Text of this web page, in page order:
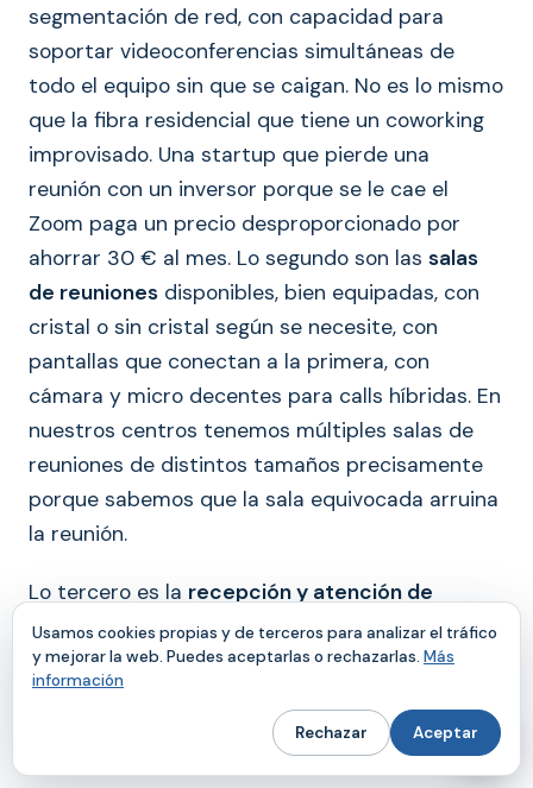
segmentación de red, con capacidad para
soportar videoconferencias simultáneas de
todo el equipo sin que se caigan. No es lo mismo
que la fibra residencial que tiene un coworking
improvisado. Una startup que pierde una
reunión con un inversor porque se le cae el
Zoom paga un precio desproporcionado por
ahorrar 30 € al mes. Lo segundo son las salas
de reuniones disponibles, bien equipadas, con
cristal o sin cristal según se necesite, con
pantallas que conectan a la primera, con
cámara y micro decentes para calls híbridas. En
nuestros centros tenemos múltiples salas de
reuniones de distintos tamaños precisamente
porque sabemos que la sala equivocada arruina
la reunión.
Lo tercero es la recepción y atención de
visitas. Cuando un inversor o un cliente entra al
edificio y le recibe una recepción profesional
con su nombre apuntado, la sensación que se
llevan antes de la reunión es completamente
distinta a que les abra el fundador porque no
Usamos cookies propias y de terceros para analizar el tráfico
y mejorar la web. Puedes aceptarlas o rechazarlas. Más
información
Rechazar Aceptar